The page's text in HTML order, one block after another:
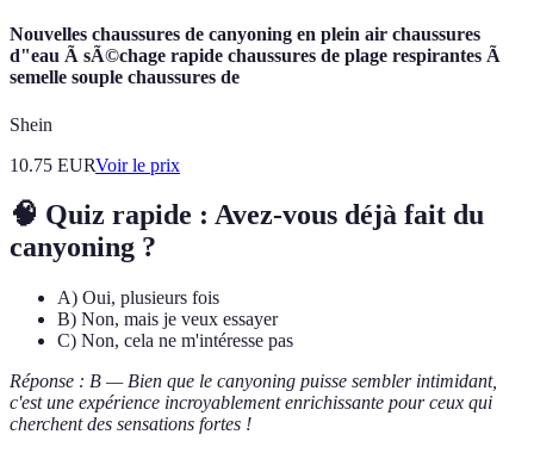
Nouvelles chaussures de canyoning en plein air chaussures
d"eau Ã sÃ©chage rapide chaussures de plage respirantes Ã
semelle souple chaussures de
Shein
10.75 EURVoir le prix
🧠 Quiz rapide : Avez-vous déjà fait du
canyoning ?
A) Oui, plusieurs fois
B) Non, mais je veux essayer
C) Non, cela ne m'intéresse pas
Réponse : B — Bien que le canyoning puisse sembler intimidant,
c'est une expérience incroyablement enrichissante pour ceux qui
cherchent des sensations fortes !